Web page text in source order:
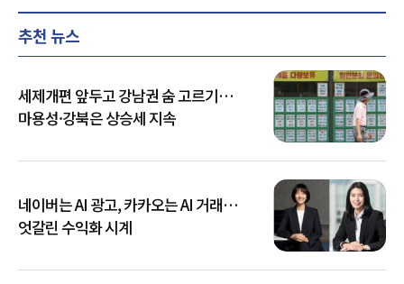
추천 뉴스
세제개편 앞두고 강남권 숨 고르기…
마용성·강북은 상승세 지속
네이버는 AI 광고, 카카오는 AI 거래…
엇갈린 수익화 시계